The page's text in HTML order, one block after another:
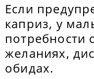
Если
каприз, у
потребности
желаниях,
обидах.